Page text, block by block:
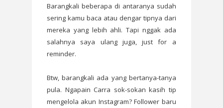
Barangkali beberapa di antaranya sudah
sering kamu baca atau dengar tipnya dari
mereka yang lebih ahli. Tapi nggak ada
salahnya saya ulang juga, just for a
reminder.
Btw, barangkali ada yang bertanya-tanya
pula. Ngapain Carra sok-sokan kasih tip
mengelola akun Instagram? Follower baru